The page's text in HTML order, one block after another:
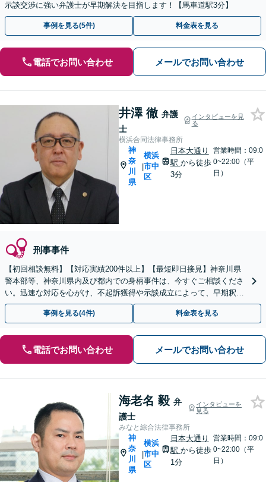
示談交渉に強い弁護士が早期解決を目指します！【馬車道駅3分】
事例を見る(5件) 料金表を見る
電話でお問い合わせ メールでお問い合わせ
井澤 徹 弁護
士
インタビューを見
る
横浜合同法律事務所
神
奈
川
県
|
横浜
市中
区
日本大通り
駅 から徒歩
3分
営業時間：09:0
0~22:00（平
日）
刑事事件
【初回相談無料】【対応実績200件以上】【最短即日接見】神奈川県
警本部等、神奈川県内及び都内での身柄事件は、今すぐご相談くださ
い。迅速な対応を心がけ、不起訴獲得や示談成立によって、早期釈放
を目指します【休日夜間も対応】【日本大通り駅3分】
事例を見る(4件) 料金表を見る
電話でお問い合わせ メールでお問い合わせ
海老名 毅 弁
護士
インタビューを
見る
みなと綜合法律事務所
神
奈
川
県
|
横浜
市中
区
日本大通り
駅 から徒歩
1分
営業時間：09:0
0~22:00（平
日）